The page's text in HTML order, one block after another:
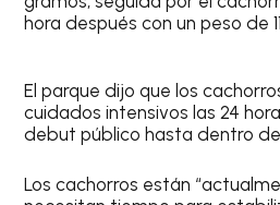
hora después con un peso de
El parque dijo que los
cuidados intensivos las 24
debut público hasta dentro
Los cachorros están